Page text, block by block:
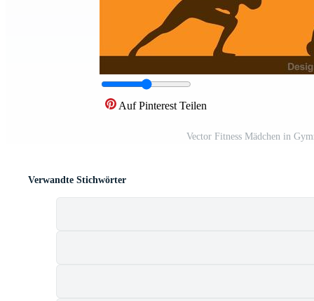
Auf Pinterest Teilen
Vector Fitness Mädchen in
Verwandte Stichwörter